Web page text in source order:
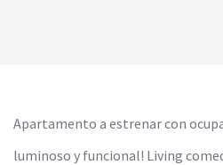
Apartamento a estrenar con
luminoso y funcional! Living